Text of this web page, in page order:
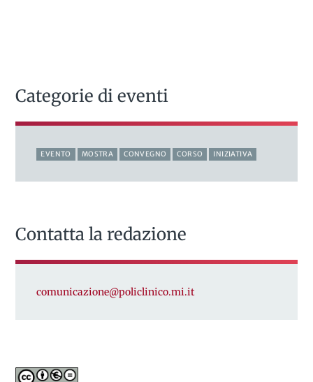
Categorie di eventi
EVENTO MOSTRA CONVEGNO CORSO INIZIATIVA
Contatta la redazione
comunicazione@policlinico.mi.it